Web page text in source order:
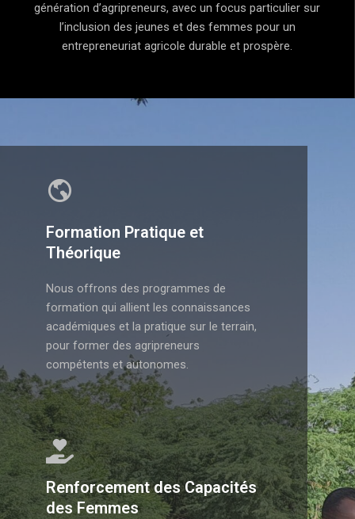
génération d’agripreneurs, avec un focus particulier sur
l’inclusion des jeunes et des femmes pour un
entrepreneuriat agricole durable et prospère.
Formation Pratique et
Théorique
Nous offrons des programmes de
formation qui allient les connaissances
académiques et la pratique sur le terrain,
pour former des agripreneurs
compétents et autonomes.
Renforcement des Capacités
des Femmes